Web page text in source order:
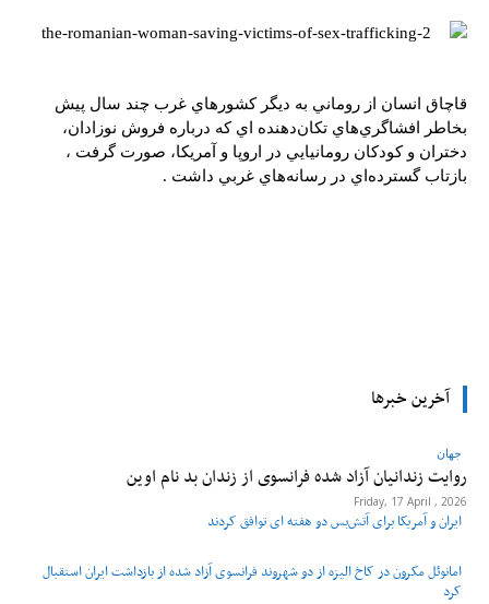
قاچاق انسان از روماني به ديگر كشورهاي غرب چند سال پيش
بخاطر افشاگري‌هاي تكان‌دهنده اي كه درباره فروش نوزادان،
دختران و كودكان رومانيايي در اروپا و آمريكا، صورت گرفت ،
بازتاب گسترده‌اي در رسانه‌هاي غربي داشت .
آخرین خبرها
جهان
روایت زندانیان آزاد شده فرانسوی از زندان ‌بد نام اوین
Friday, 17 April , 2026
ایران و آمریکا برای آتش‌بس دو هفته‌ ای توافق کردند
امانوئل مکرون در کاخ الیزه از دو شهروند فرانسوی آزاد شده از بازداشت ایران استقبال
کرد